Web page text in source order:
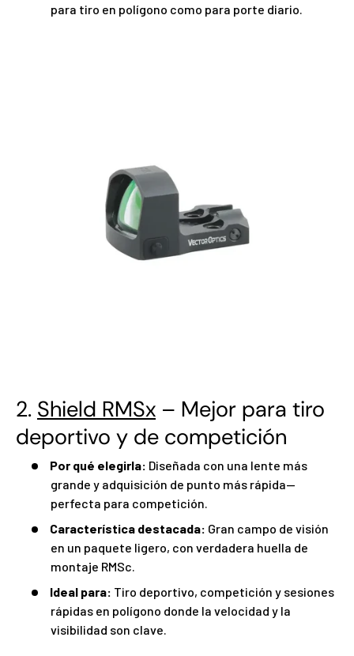
para tiro en polígono como para porte diario.
2. Shield RMSx – Mejor para tiro
deportivo y de competición
Por qué elegirla: Diseñada con una lente más
grande y adquisición de punto más rápida—
perfecta para competición.
Característica destacada: Gran campo de visión
en un paquete ligero, con verdadera huella de
montaje RMSc.
Ideal para: Tiro deportivo, competición y sesiones
rápidas en polígono donde la velocidad y la
visibilidad son clave.